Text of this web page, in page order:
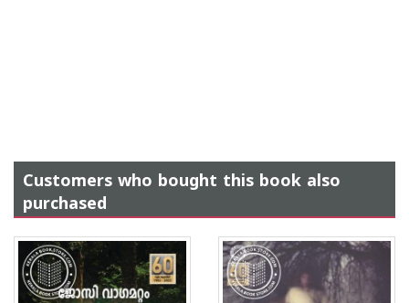
Customers who bought this book also
purchased